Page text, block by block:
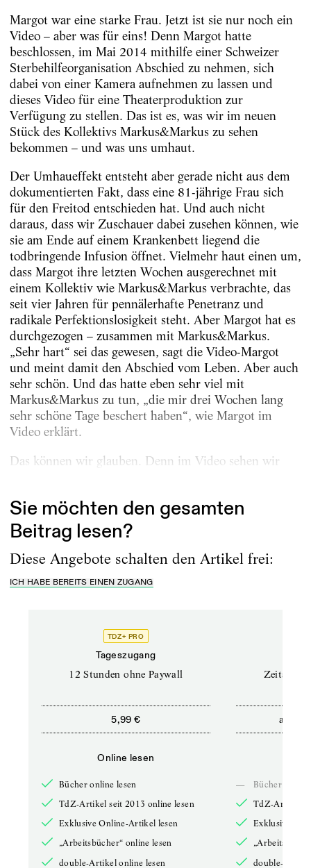
Margot war eine starke Frau. Jetzt ist sie nur noch ein
Video – aber was für eins! Denn Margot hatte
beschlossen, im Mai 2014 mithilfe einer Schweizer
Sterbehilfeorganisation Abschied zu nehmen, sich
dabei von einer Kamera aufnehmen zu lassen und
dieses Video für eine Theaterproduktion zur
Verfügung zu stellen. Das ist es, was wir im neuen
Stück des Kollektivs Markus&Markus zu sehen
bekommen – und was uns umhaut.
Der Umhaueffekt entsteht aber gerade nicht aus dem
dokumentierten Fakt, dass eine 81-jährige Frau sich
für den Freitod entschieden hat. Und auch nicht
daraus, dass wir Zuschauer dabei zusehen können, wie
sie am Ende auf einem Krankenbett liegend die
todbringende Infusion öffnet. Vielmehr haut einen um,
dass Margot ihre letzten Wochen ausgerechnet mit
einem Kollektiv wie Markus&Markus verbrachte, das
seit vier Jahren für pennälerhafte Penetranz und
radikale Perfektionslosigkeit steht. Aber Margot hat es
durchgezogen – zusammen mit Markus&Markus.
„Sehr hart“ sei das gewesen, sagt die Video-Margot
und meint damit den Abschied vom Leben. Aber auch
sehr schön. Und das hatte eben sehr viel mit
Markus&Markus zu tun, „die mir drei Wochen lang
sehr schöne Tage beschert haben“, wie Margot im
Video erklärt.
Das können wir glauben. Denn im Video sehen wir
Sie möchten den gesamten
Beitrag lesen?
Diese Angebote schalten den Artikel frei:
ICH HABE BEREITS EINEN ZUGANG
TDZ+ PRO
Tageszugang
12 Stunden ohne Paywall
5,99 €
Online lesen
Bücher online lesen
TdZ-Artikel seit 2013 online lesen
Exklusive Online-Artikel lesen
„Arbeitsbücher“ online lesen
double-Artikel online lesen
ab
—
Bücher online
TdZ-Artikel
Exklusive
double-